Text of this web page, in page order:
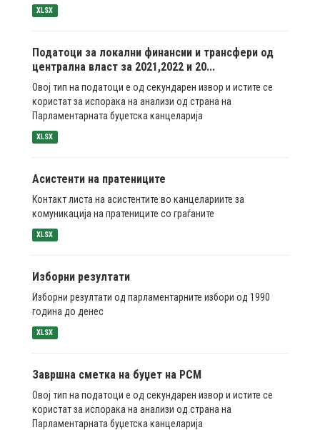
XLSX
Податоци за локални финансии и трансфери од
централна власт за 2021,2022 и 20...
Овој тип на податоци е од секундарен извор и истите се
користат за испорака на анализи од страна на
Парламентарната буџетска канцеларија
XLSX
Асистенти на пратениците
Контакт листа на асистентите во канцелариите за
комуникација на пратениците со граѓаните
XLSX
Изборни резултати
Изборни резултати од парламентарните избори од 1990
година до денес
XLSX
Завршна сметка на буџет на РСМ
Овој тип на податоци е од секундарен извор и истите се
користат за испорака на анализи од страна на
Парламентарната буџетска канцеларија